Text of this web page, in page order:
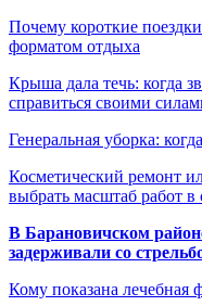
Почему короткие
форматом отдыха
Крыша дала течь: когда
справиться своими
Генеральная уборка:
Косметический ремонт
выбрать масштаб работ в
В Барановичском
задерживали со
Кому показана лечебная